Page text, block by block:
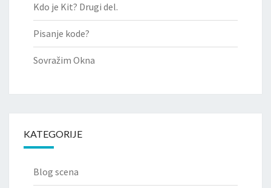
Kdo je Kit? Drugi del.
Pisanje kode?
Sovražim Okna
KATEGORIJE
Blog scena